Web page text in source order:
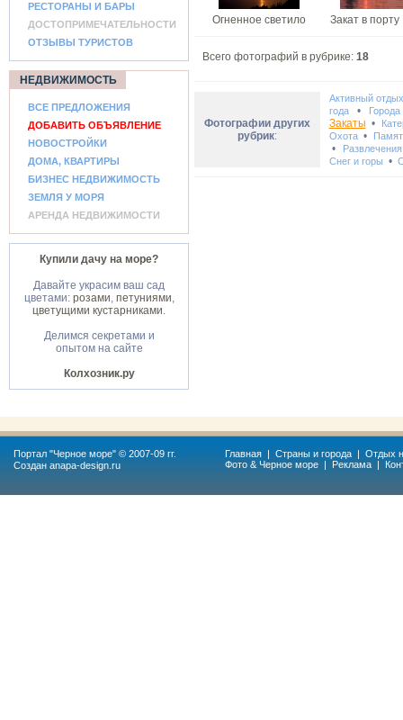
РЕСТОРАНЫ И БАРЫ
ДОСТОПРИМЕЧАТЕЛЬНОСТИ
ОТЗЫВЫ ТУРИСТОВ
НЕДВИЖИМОСТЬ
ВСЕ ПРЕДЛОЖЕНИЯ
ДОБАВИТЬ ОБЪЯВЛЕНИЕ
НОВОСТРОЙКИ
ДОМА, КВАРТИРЫ
БИЗНЕС НЕДВИЖИМОСТЬ
ЗЕМЛЯ У МОРЯ
АРЕНДА НЕДВИЖИМОСТИ
Купили дачу на море?
Давайте украсим ваш сад
цветами: розами, петуниями,
цветущими кустарниками.
Делимся секретами и
опытом на сайте
Колхозник.ру
Огненное светило Закат в порту
Всего фотографий в рубрике: 18
Фотографии других
рубрик:
Активный отдых
года•
Закаты •
Охота•
• Развлечения
Снег и горы •
Портал "Черное море" © 2007-09 гг.
Создан anapa-design.ru
Главная | Страны и города | Отдых
Фото & Черное море | Реклама |